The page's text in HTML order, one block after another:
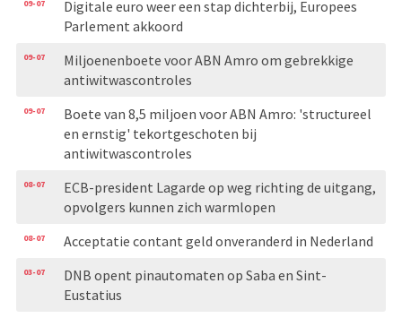
09-07
Digitale euro weer een stap dichterbij, Europees
Parlement akkoord
09-07
Miljoenenboete voor ABN Amro om gebrekkige
antiwitwascontroles
09-07
Boete van 8,5 miljoen voor ABN Amro: 'structureel
en ernstig' tekortgeschoten bij
antiwitwascontroles
08-07
ECB-president Lagarde op weg richting de uitgang,
opvolgers kunnen zich warmlopen
08-07 Acceptatie contant geld onveranderd in Nederland
03-07
DNB opent pinautomaten op Saba en Sint-
Eustatius